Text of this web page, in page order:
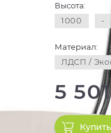
Высота:
1000
-
Материал:
ЛДСП /
5
Купить